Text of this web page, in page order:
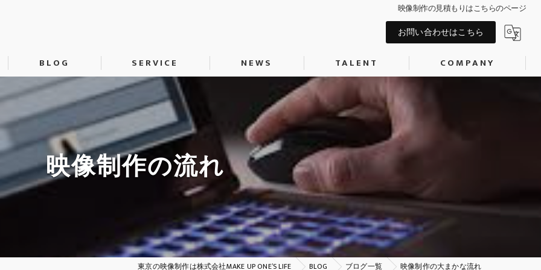
映像制作の見積もりはこちらのページ
お問い合わせはこちら
BLOG SERVICE
動画制作 SNS運用代行 HP制作 記事作成代行 キャスティング
NEWS TALENT
AIタレント
MODEL
ACTOR
森神匠
早宮永璃菜
COMPANY
映像制作の流れ
東京の映像制作は株式会社MAKE UP ONE’S LIFE BLOG ブログ一覧 映像制作の大まかな流れ